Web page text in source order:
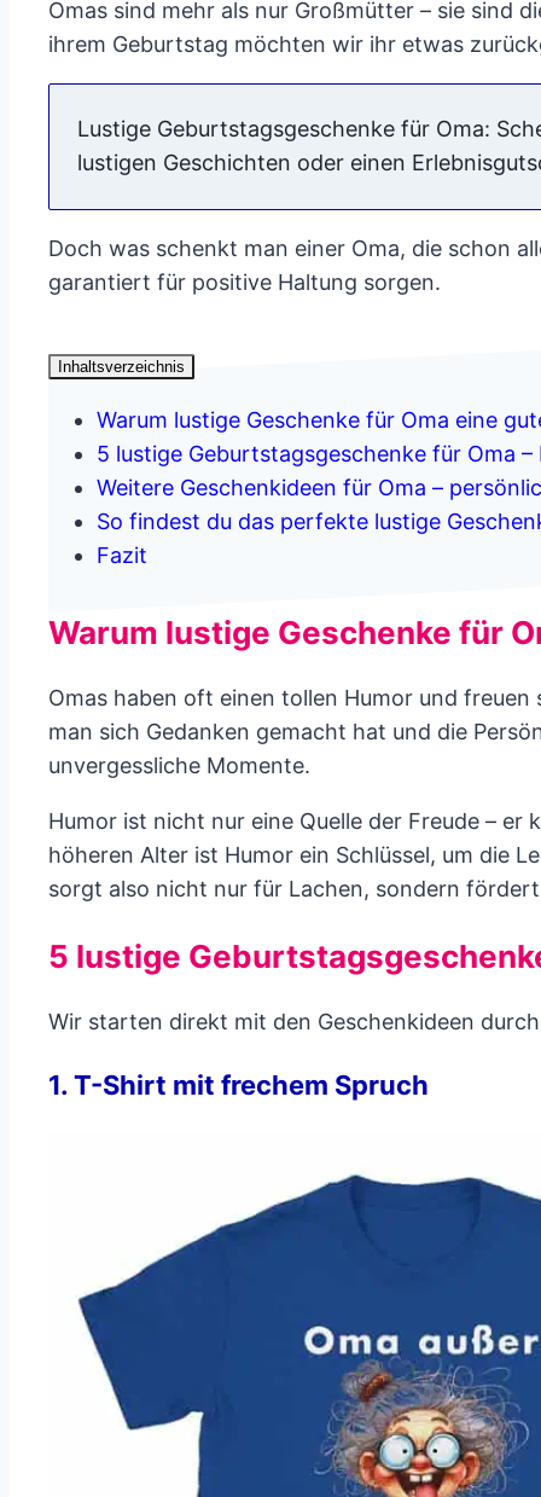
Omas sind mehr als nur Großmütter – sie sind
ihrem Geburtstag möchten wir ihr etwas
Lustige Geburtstagsgeschenke für Oma:
lustigen Geschichten oder einen
Doch was schenkt man einer Oma, die schon
garantiert für positive Haltung sorgen.
Inhaltsverzeichnis
Warum lustige Geschenke für Oma eine
5 lustige Geburtstagsgeschenke für Oma –
Weitere Geschenkideen für Oma –
So findest du das perfekte lustige
Fazit
Warum lustige Geschenke für
Omas haben oft einen tollen Humor und
man sich Gedanken gemacht hat und die
unvergessliche Momente.
Humor ist nicht nur eine Quelle der Freude –
höheren Alter ist Humor ein Schlüssel, um die
sorgt also nicht nur für Lachen, sondern
5 lustige
Wir starten direkt mit den Geschenkideen
1. T-Shirt mit frechem Spruch